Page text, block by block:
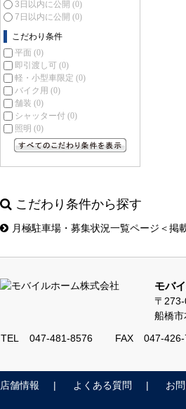
3日以内に公開 (0)
7日以内に公開 (0)
こだわり条件
平面 (0)
即引渡し可 (0)
軽・小型車限定 (0)
バイク用 (0)
舗装 (0)
シャッター付 (0)
照明 (0)
こだわり条件から探す
月極駐車場・募集状況一覧ページ＜掲
モバ
〒
船橋
TEL 047-481-8576 FAX 047-
店舗情報 よくある質問 お